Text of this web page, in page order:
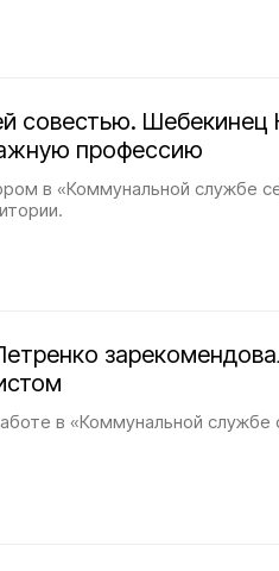
совестью. Шебекинец
профессию
в «Коммунальной службе
в «Коммунальной службе